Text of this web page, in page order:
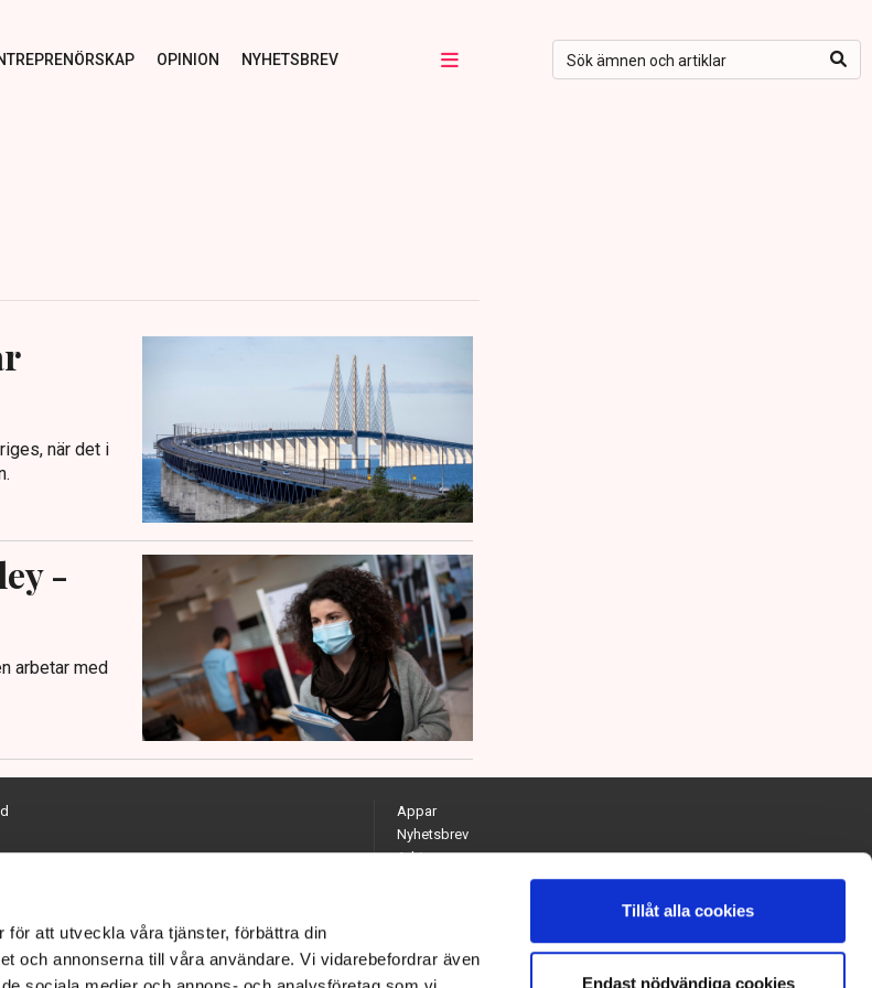
att utveckla våra tjänster, förbättra din
och annonserna till våra användare. Vi vidarebefordrar även
Tillåt alla cookies
Endast nödvändiga cookies
OPINION NYHETSBREV
när det i
-
arbetar med
Appar
Nyhetsbrev
Arkiv
Kontakta redaktionen
Chefredaktör och ansvarig utgivare: